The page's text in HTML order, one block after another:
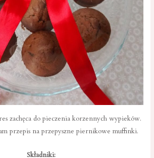
zachęca do pieczenia korzennych wypieków.
przepis na przepyszne piernikowe muffinki.
Składniki: